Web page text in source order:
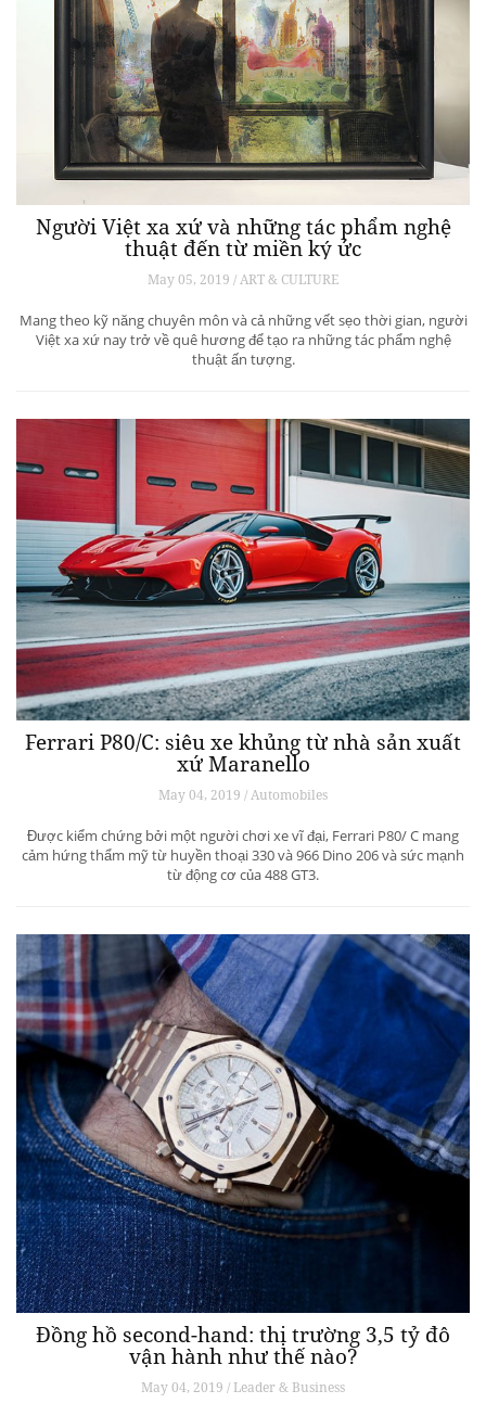
Người Việt xa xứ và những tác phẩm nghệ
thuật đến từ miền ký ức
May 05, 2019 / ART & CULTURE
Mang theo kỹ năng chuyên môn và cả những vết sẹo thời gian, người
Việt xa xứ nay trở về quê hương để tạo ra những tác phẩm nghệ
thuật ấn tượng.
Ferrari P80/C: siêu xe khủng từ ​​nhà sản xuất
xứ Maranello
May 04, 2019 / Automobiles
Được kiểm chứng bởi một người chơi xe vĩ đại, Ferrari P80/ C mang
cảm hứng thẩm mỹ từ huyền thoại 330 và 966 Dino 206 và sức mạnh
từ động cơ của 488 GT3.
Đồng hồ second-hand: thị trường 3,5 tỷ đô
vận hành như thế nào?
May 04, 2019 / Leader & Business